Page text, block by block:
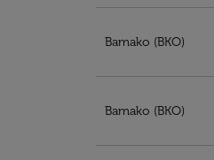
Bamako (BKO)
Bamako (BKO)